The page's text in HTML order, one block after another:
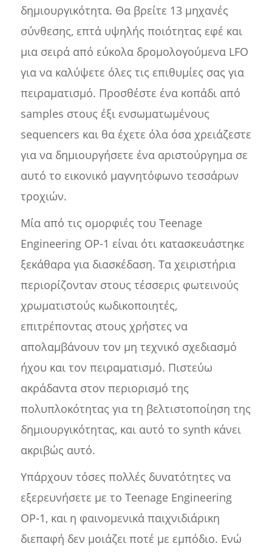
δημιουργικότητα. Θα βρείτε 13 μηχανές
σύνθεσης, επτά υψηλής ποιότητας εφέ και
μια σειρά από εύκολα δρομολογούμενα LFO
για να καλύψετε όλες τις επιθυμίες σας για
πειραματισμό. Προσθέστε ένα κοπάδι από
samples στους έξι ενσωματωμένους
sequencers και θα έχετε όλα όσα χρειάζεστε
για να δημιουργήσετε ένα αριστούργημα σε
αυτό το εικονικό μαγνητόφωνο τεσσάρων
τροχιών.
Μία από τις ομορφιές του Teenage
Engineering OP-1 είναι ότι κατασκευάστηκε
ξεκάθαρα για διασκέδαση. Τα χειριστήρια
περιορίζονταν στους τέσσερις φωτεινούς
χρωματιστούς κωδικοποιητές,
επιτρέποντας στους χρήστες να
απολαμβάνουν τον μη τεχνικό σχεδιασμό
ήχου και τον πειραματισμό. Πιστεύω
ακράδαντα στον περιορισμό της
πολυπλοκότητας για τη βελτιστοποίηση της
δημιουργικότητας, και αυτό το synth κάνει
ακριβώς αυτό.
Υπάρχουν τόσες πολλές δυνατότητες να
εξερευνήσετε με το Teenage Engineering
OP-1, και η φαινομενικά παιχνιδιάρικη
διεπαφή δεν μοιάζει ποτέ με εμπόδιο. Ενώ